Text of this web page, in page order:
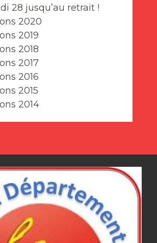
28 jusqu’au retrait !
2020
2019
2018
2017
2016
2015
2014